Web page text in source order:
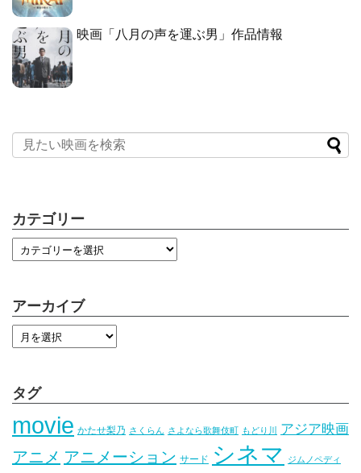
映画「八月の声を運ぶ男」作品情報
カテゴリー
アーカイブ
タグ
movie かたせ梨乃 さくらん さよなら歌舞伎町 もどり川 アジア映画
アニメ アニメーション サード シネマ ジムノペディ